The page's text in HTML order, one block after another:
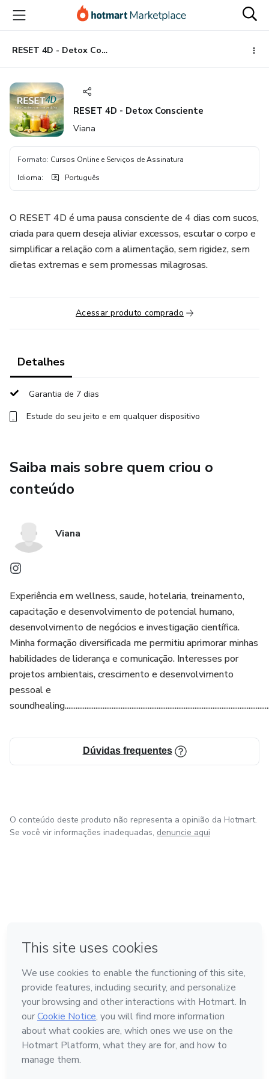
para
conteúdo
principal
para
pagamento
para
rodapé
RESET 4D - Detox Consciente
RESET 4D - Detox Consciente
Viana
Formato: Cursos Online e Serviços de Assinatura
Idioma: Português
O RESET 4D é uma pausa consciente de 4 dias com sucos,
criada para quem deseja aliviar excessos, escutar o corpo e
simplificar a relação com a alimentação, sem rigidez, sem
dietas extremas e sem promessas milagrosas.
Acessar produto comprado
Detalhes
Garantia de 7 dias
Estude do seu jeito e em qualquer dispositivo
Saiba mais sobre quem criou o
conteúdo
Viana
Experiência em wellness, saude, hotelaria, treinamento,
capacitação e desenvolvimento de potencial humano,
desenvolvimento de negócios e investigação científica.
Minha formação diversificada me permitiu aprimorar minhas
habilidades de liderança e comunicação. Interesses por
projetos ambientais, crescimento e desenvolvimento
pessoal e
Dúvidas frequentes
O conteúdo deste produto não representa a opinião da Hotmart.
Se você vir informações inadequadas, denuncie aqui
Feito com ❤ em Bogotá
Conheça a Hotmart
Idioma
Português